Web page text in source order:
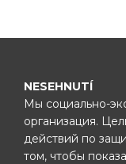
NESEHNUTÍ
Мы социально-
организация.
действий по
том, чтобы